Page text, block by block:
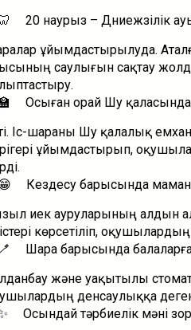
20 наурыз – Дүниежүзілік
ұйымдастырылуда.
саулығын сақтау
Осыған орай Шу
Іс-шараны Шу қалалық
ұйымдастырып,
Кездесу барысында маман
иек ауруларының алдын
көрсетіліп,
Шара барысында балаларға
және уақытылы
денсаулыққа деген
Осындай тәрбиелік мәні